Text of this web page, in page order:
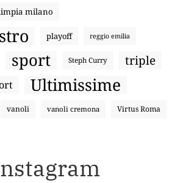
milano
playoff reggio emilia
sport Steph Curry triple
Ultimissime
vanoli vanoli cremona Virtus Roma